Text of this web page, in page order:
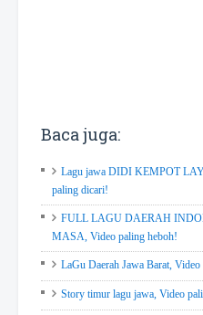
Baca juga:
Lagu jawa DIDI KEMPOT
paling dicari!
FULL LAGU DAERAH
MASA, Video paling heboh!
LaGu Daerah Jawa Barat, Video
Story timur lagu jawa, Video